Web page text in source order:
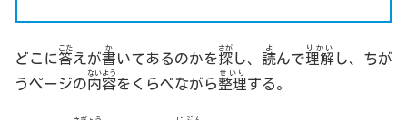
どこに答
こた
えが書
か
いてあるのかを探
さが
し、 読
よ
んで理解
りかい
し、ちが
うページの内容
ないよう
をくらべながら整理
せいり
する。